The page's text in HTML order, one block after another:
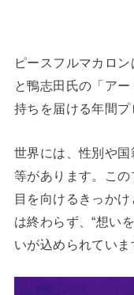
ピースフルマカロ
と鴨志田氏の「ア
持ちを届ける年間プ
世界には、性別や
等があります。こ
目を向けるきっか
は終わらず、“想い
いが込められていま